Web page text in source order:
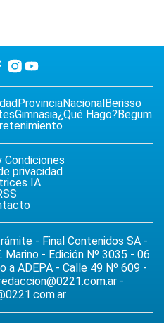
ProvinciaNacionalBerisso
Gimnasia¿Qué Hago?Begum
Condiciones
privacidad
IA
- Final Contenidos SA -
Marino - Edición Nº 3035 - 06
ADEPA - Calle 49 Nº 609 -
-